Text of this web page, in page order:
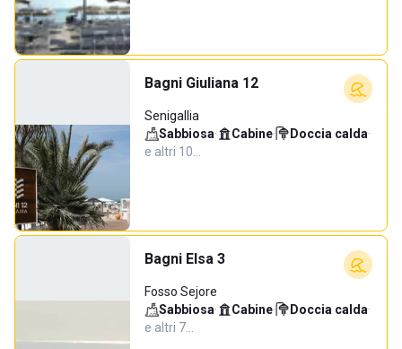
Bagni Giuliana 12
Senigallia
Sabbiosa· Cabine· Doccia calda·
e altri 10…
Bagni Elsa 3
Fosso Sejore
Sabbiosa· Cabine· Doccia calda·
e altri 7…